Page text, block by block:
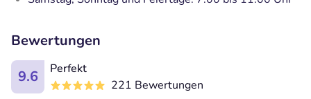
Bewertungen
9.6
Perfekt
221 Bewertungen